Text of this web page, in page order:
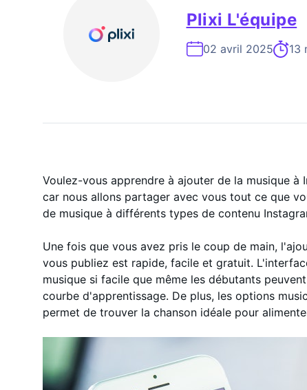
Plixi L'équipe
02 avril 2025 13
Voulez-vous apprendre à ajouter de la musique à
car nous allons partager avec vous tout ce que
de musique à différents types de contenu
Une fois que vous avez pris le coup de main,
vous publiez est rapide, facile et gratuit.
musique si facile que même les débutants
courbe d'apprentissage. De plus, les options
permet de trouver la chanson idéale pour